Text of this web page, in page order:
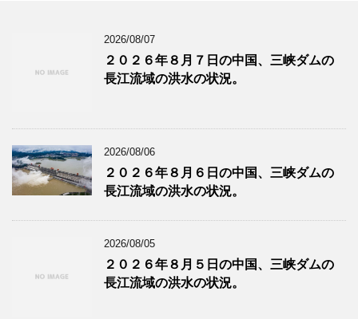
2026/08/07
２０２６年８月７日の中国、三峡ダムの
長江流域の洪水の状況。
2026/08/06
２０２６年８月６日の中国、三峡ダムの
長江流域の洪水の状況。
2026/08/05
２０２６年８月５日の中国、三峡ダムの
長江流域の洪水の状況。